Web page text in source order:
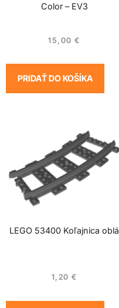
Color – EV3
15,00€
PRIDAŤ DO KOŠÍKA
LEGO 53400 Koľajnica oblá
1,20 €